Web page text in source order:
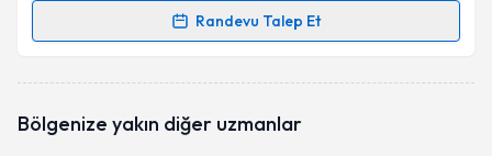
Randevu Talep Et
talebi oluşturun. Size bu uzmandan randevu almanız
bilgilendireceğiz.
Bölgenize yakın diğer uzmanlar